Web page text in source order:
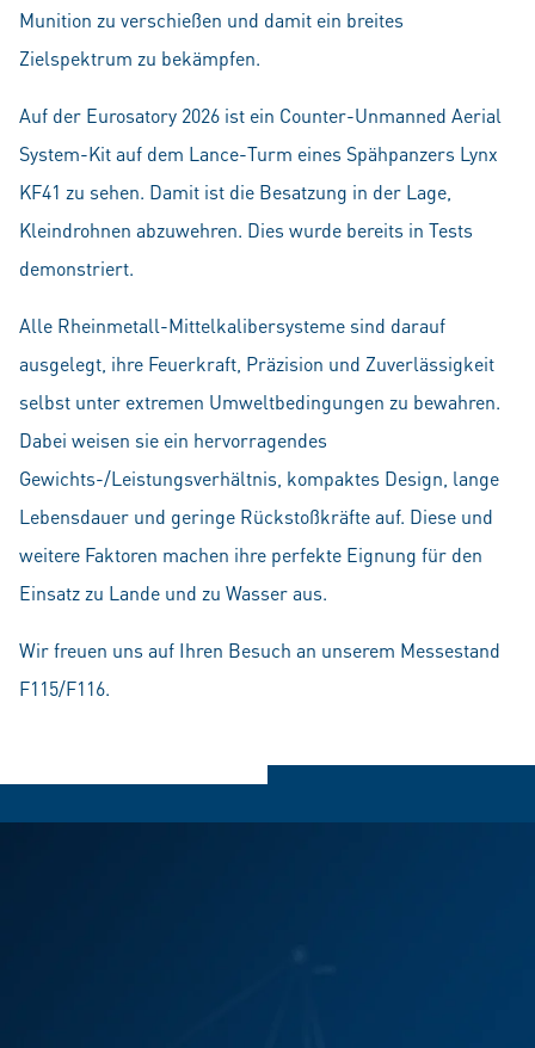
Munition zu verschießen und damit ein breites
Zielspektrum zu bekämpfen.
Auf der Eurosatory 2026 ist ein Counter-Unmanned Aerial
System-Kit auf dem Lance-Turm eines Spähpanzers Lynx
KF41 zu sehen. Damit ist die Besatzung in der Lage,
Kleindrohnen abzuwehren. Dies wurde bereits in Tests
demonstriert.
Alle Rheinmetall-Mittelkalibersysteme sind darauf
ausgelegt, ihre Feuerkraft, Präzision und Zuverlässigkeit
selbst unter extremen Umweltbedingungen zu bewahren.
Dabei weisen sie ein hervorragendes
Gewichts-/Leistungsverhältnis, kompaktes Design, lange
Lebensdauer und geringe Rückstoßkräfte auf. Diese und
weitere Faktoren machen ihre perfekte Eignung für den
Einsatz zu Lande und zu Wasser aus.
Wir freuen uns auf Ihren Besuch an unserem Messestand
F115/F116.